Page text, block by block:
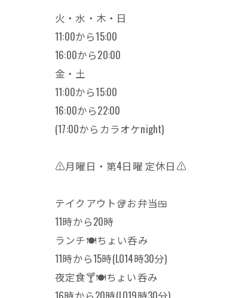
火・水・木・日
11:00から15:00
16:00から20:00
金・土
11:00から15:00
16:00から22:00
(17:00からカラオケnight)
⚠️月曜日・第4日曜 定休日⚠️
テイクアウト🥡お弁当🍱
11時から20時
ランチ🍽ちょい呑み
11時から15時(LO14時30分)
夜定食🍸🍽ちょい呑み